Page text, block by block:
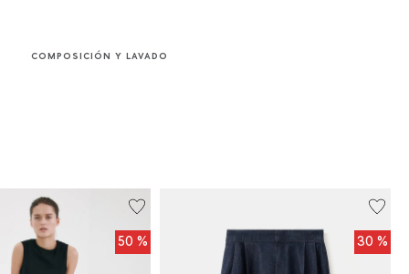
COMPOSICIÓN Y LAVADO
50 % 30 %